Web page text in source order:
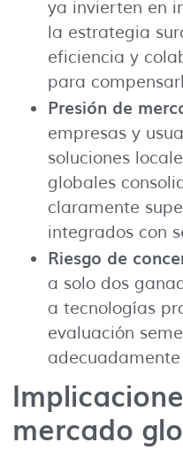
ya invierten en
la estrategia
eficiencia y
para
Presión de
empresas y
soluciones
globales
claramente
integrados con
Riesgo de
a solo dos
a tecnologías
evaluación
mercado